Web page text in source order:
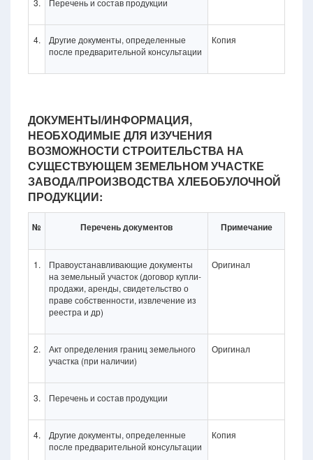
3. Перечень и состав продукции
4.
Другие документы, определенные
после предварительной консультации
Копия
ДОКУМЕНТЫ/ИНФОРМАЦИЯ,
НЕОБХОДИМЫЕ ДЛЯ ИЗУЧЕНИЯ
ВОЗМОЖНОСТИ СТРОИТЕЛЬСТВА НА
СУЩЕСТВУЮЩЕМ ЗЕМЕЛЬНОМ УЧАСТКЕ
ЗАВОДА/ПРОИЗВОДСТВА ХЛЕБОБУЛОЧНОЙ
ПРОДУКЦИИ:
№ Перечень документов Примечание
1.
Правоустанавливающие документы
на земельный участок (договор купли-
продажи, аренды, свидетельство о
праве собственности, извлечение из
реестра и др)
Оригинал
2.
Акт определения границ земельного
участка (при наличии)
Оригинал
3. Перечень и состав продукции
4.
Другие документы, определенные
после предварительной консультации
Копия